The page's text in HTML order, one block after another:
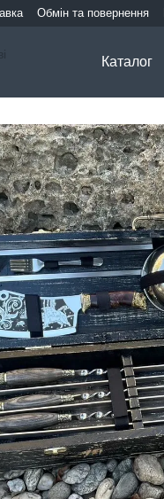
Обмін та повернення
Каталог